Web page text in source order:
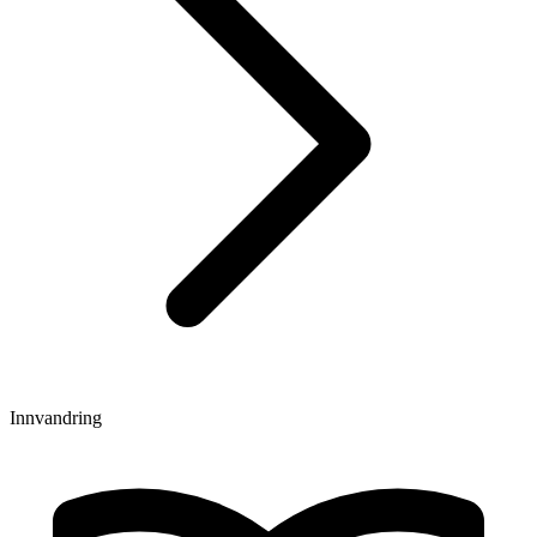
Innvandring